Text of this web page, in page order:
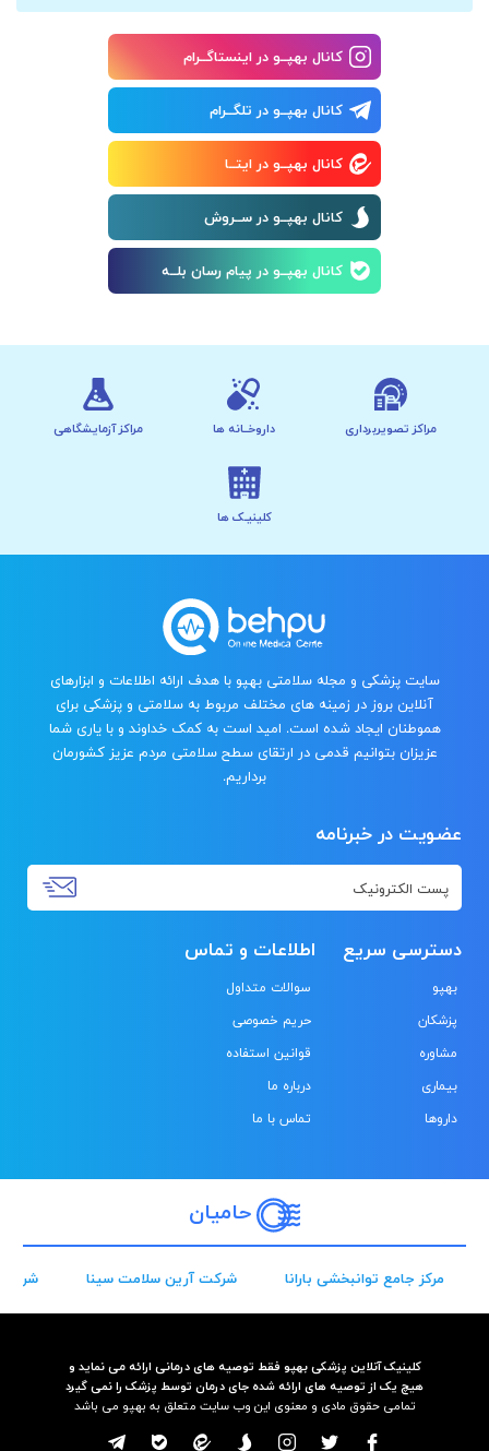
کانال بهپــو در اینستاگــرام
کانال بهپــو در تلگــرام
کانال بهپــو در ایتــا
کانال بهپــو در ســروش
کانال بهپــو در پیام رسان بلــه
مراکز تصویربرداری داروخــانه ها مراکز آزمایشگاهی
کلینیـک ها
سایت پزشکی و مجله سلامتی بهپو با هدف ارائه اطلاعات و ابزارهای
آنلاین بروز در زمینه های مختلف مربوط به سلامتی و پزشکی برای
هموطنان ایجاد شده است. امید است به کمک خداوند و با یاری شما
عزیزان بتوانیم قدمی در ارتقای سطح سلامتی مردم عزیز کشورمان
برداریم.
عضویت در خبرنامه
دسترسی سریع
بهپو
پزشکان
مشاوره
بیماری
داروها
اطلاعات و تماس
سوالات متداول
حریم خصوصی
قوانین استفاده
درباره ما
تماس با ما
حامیان
مرکز جامع توانبخشی بارانا شرکت آرین سلامت سینا شرکت
کلینیک آنلاین پزشکی بهپو فقط توصیه های درمانی ارائه می نماید و
هیچ یک از توصیه های ارائه شده جای درمان توسط پزشک را نمی گیرد
تمامی حقوق مادی و معنوی این وب سایت متعلق به بهپو می باشد